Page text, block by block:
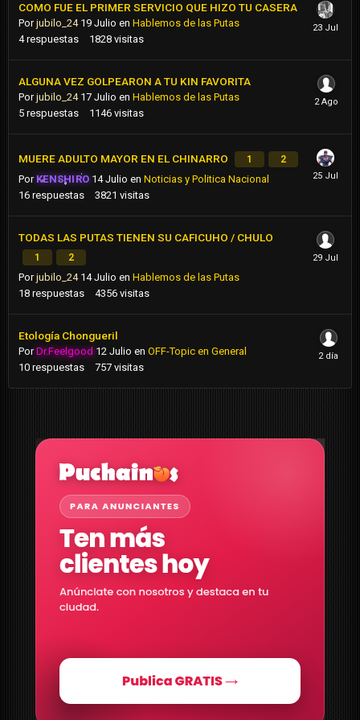
COMO FUE EL PRIMER SERVICIO QUE HIZO TU CASERA
Porjubilo_24 19 Julio en Hablemos de las Putas
4 respuestas 1828 visitas
ALGUNA VEZ GOLPEARON A TU KIN FAVORITA
Porjubilo_24 17 Julio en Hablemos de las Putas
5 respuestas 1146 visitas
MUERE ADULTO MAYOR EN EL CHINARRO 1 2
Por KENSHIRO 14 Julio enNoticias y Politica Nacional
16 respuestas 3821 visitas
TODAS LAS PUTAS TIENEN SU CAFICUHO / CHULO
1 2
Porjubilo_24 14 Julio en Hablemos de las Putas
18 respuestas 4356 visitas
Etología Chongueril
PorDr.Feelgood 12 Julio en OFF-Topic en General
10 respuestas 757 visitas